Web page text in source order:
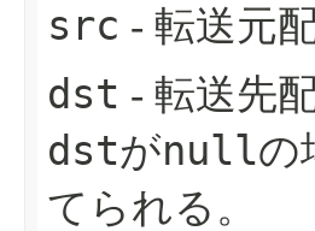
src - 転送元配
dst - 転送先配
dstがnullの
てられる。